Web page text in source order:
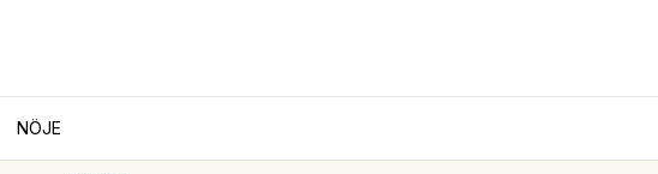
NÖJE